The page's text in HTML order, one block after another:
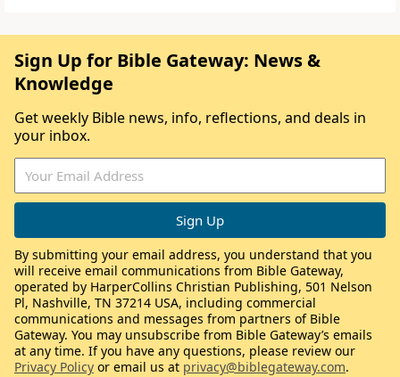
Sign Up for Bible Gateway: News &
Knowledge
Get weekly Bible news, info, reflections, and deals in
your inbox.
By submitting your email address, you understand that you
will receive email communications from Bible Gateway,
operated by HarperCollins Christian Publishing, 501 Nelson
Pl, Nashville, TN 37214 USA, including commercial
communications and messages from partners of Bible
Gateway. You may unsubscribe from Bible Gateway’s emails
at any time. If you have any questions, please review our
Privacy Policy or email us at privacy@biblegateway.com.